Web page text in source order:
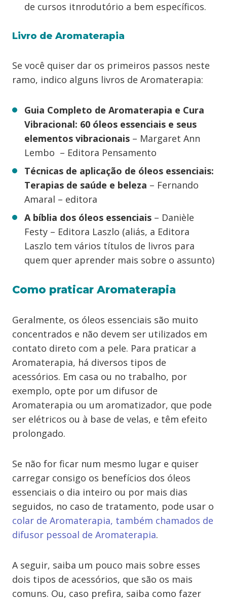
de cursos itnrodutório a bem específicos.
Livro de Aromaterapia
Se você quiser dar os primeiros passos neste
ramo, indico alguns livros de Aromaterapia:
Guia Completo de Aromaterapia e Cura
Vibracional: 60 óleos essenciais e seus
elementos vibracionais – Margaret Ann
Lembo – Editora Pensamento
Técnicas de aplicação de óleos essenciais:
Terapias de saúde e beleza – Fernando
Amaral – editora
A bíblia dos óleos essenciais – Danièle
Festy – Editora Laszlo (aliás, a Editora
Laszlo tem vários títulos de livros para
quem quer aprender mais sobre o assunto)
Como praticar Aromaterapia
Geralmente, os óleos essenciais são muito
concentrados e não devem ser utilizados em
contato direto com a pele. Para praticar a
Aromaterapia, há diversos tipos de
acessórios. Em casa ou no trabalho, por
exemplo, opte por um difusor de
Aromaterapia ou um aromatizador, que pode
ser elétricos ou à base de velas, e têm efeito
prolongado.
Se não for ficar num mesmo lugar e quiser
carregar consigo os benefícios dos óleos
essenciais o dia inteiro ou por mais dias
seguidos, no caso de tratamento, pode usar o
colar de Aromaterapia, também chamados de
difusor pessoal de Aromaterapia.
A seguir, saiba um pouco mais sobre esses
dois tipos de acessórios, que são os mais
comuns. Ou, caso prefira, saiba como fazer